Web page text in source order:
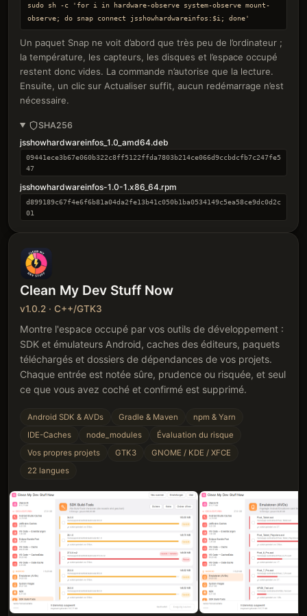
sudo sh -c 'for i in hardware-observe system-observe mount-
observe; do snap connect jsshowhardwareinfos:$i; done'
Un paquet Snap ne voit d’abord que très peu de l’ordinateur ;
la température, les capteurs, les disques et l’espace occupé
restent donc vides. La commande n’autorise que la lecture.
Ensuite, un clic sur Actualiser suffit, aucun redémarrage n’est
nécessaire.
SHA256
jsshowhardwareinfos_1.0_amd64.deb
09441ece3b67e060b322c8ff5122ffda7803b214ce066d9ccbdcfb7c247fe5
47
jsshowhardwareinfos-1.0-1.x86_64.rpm
d899189c67f4e6f6b81a04da2fe13b41c050b1ba0534149c5ea58ce9dc0d2c
01
Clean My Dev Stuff Now
v1.0.2 · C++/GTK3
Montre l'espace occupé par vos outils de développement :
SDK et émulateurs Android, caches des éditeurs, paquets
téléchargés et dossiers de dépendances de vos projets.
Chaque entrée est notée sûre, prudence ou risquée, et seul
ce que vous avez coché et confirmé est supprimé.
Android SDK & AVDs Gradle & Maven
npm & Yarn
IDE-Caches
node_modules
Évaluation du risque
Vos propres projets
GTK3
GNOME / KDE / XFCE
22 langues